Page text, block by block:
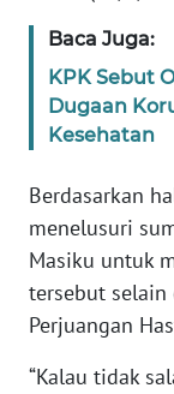
Baca Juga:
KPK Sebut
Dugaan
Kesehatan
Berdasarkan
menelusuri
Masiku untuk
tersebut selain
Perjuangan
“Kalau tidak
TENTANG
KAMI
PEDOMAN
REDAKSI
KARIR
DISCLAIMER